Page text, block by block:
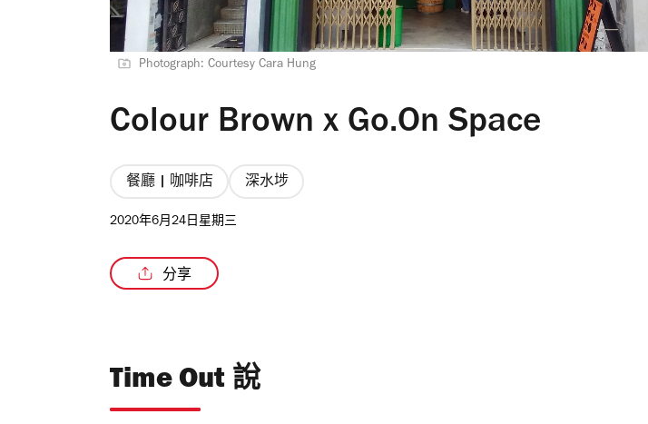
Photograph: Courtesy Cara Hung
Colour Brown x Go.On Space
餐廳 | 咖啡店 深水埗
2020年6月24日星期三
分享
Time Out 說